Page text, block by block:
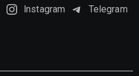
Instagram
Telegram